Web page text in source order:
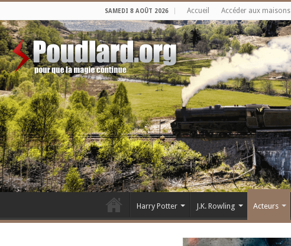
SAMEDI 8 AOÛT 2026 Accueil Accéder aux maisons
Harry Potter J.K. Rowling Acteurs